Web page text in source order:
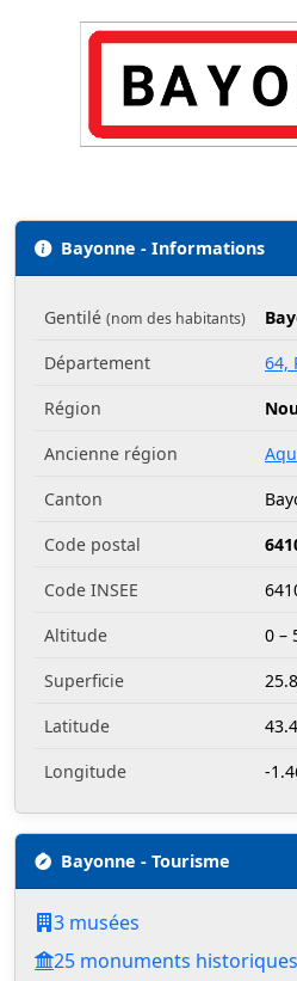
Bayonne - Informations
Gentilé (nom des habitants)
Département
64,
Région
Ancienne région
Canton
Code postal
Code INSEE
Altitude
0 –
Superficie
Latitude
Longitude
-
Bayonne - Tourisme
3 musées
25 monuments historiques